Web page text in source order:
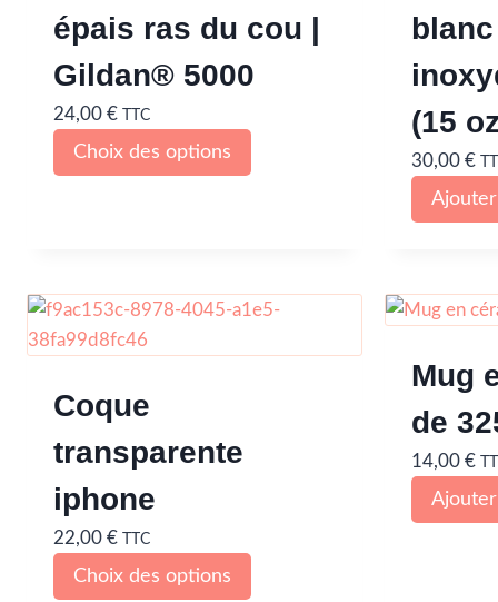
épais ras du cou |
Gildan® 5000
24,00 € TTC
Choix des options
(15
30,00 €
Coque
transparente
iphone
22,00 € TTC
Choix des options
Mug
de
14,00 €